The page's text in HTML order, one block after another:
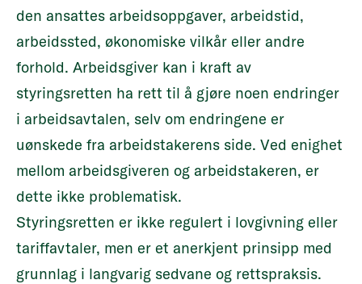
den ansattes arbeidsoppgaver, arbeidstid,
arbeidssted, økonomiske vilkår eller andre
forhold. Arbeidsgiver kan i kraft av
styringsretten ha rett til å gjøre noen endringer
i arbeidsavtalen, selv om endringene er
uønskede fra arbeidstakerens side. Ved enighet
mellom arbeidsgiveren og arbeidstakeren, er
dette ikke problematisk.
Styringsretten er ikke regulert i lovgivning eller
tariffavtaler, men er et anerkjent prinsipp med
grunnlag i langvarig sedvane og rettspraksis.